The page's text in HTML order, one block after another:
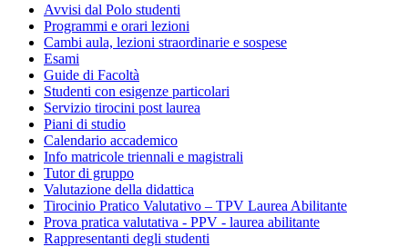
Avvisi dal Polo studenti
Programmi e orari lezioni
Cambi aula, lezioni straordinarie e sospese
Esami
Guide di Facoltà
Studenti con esigenze particolari
Servizio tirocini post laurea
Piani di studio
Calendario accademico
Info matricole triennali e magistrali
Tutor di gruppo
Valutazione della didattica
Tirocinio Pratico Valutativo – TPV Laurea Abilitante
Prova pratica valutativa - PPV - laurea abilitante
Rappresentanti degli studenti